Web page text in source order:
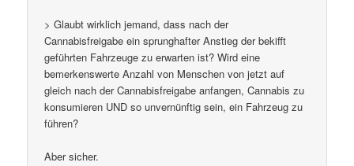
> Glaubt wirklich jemand, dass nach der
Cannabisfreigabe ein sprunghafter Anstieg der bekifft
geführten Fahrzeuge zu erwarten ist? Wird eine
bemerkenswerte Anzahl von Menschen von jetzt auf
gleich nach der Cannabisfreigabe anfangen, Cannabis zu
konsumieren UND so unvernünftig sein, ein Fahrzeug zu
führen?
Aber sicher.